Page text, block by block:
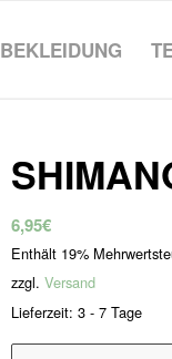
BEKLEIDUNG
6,95€
Enthält 19%
zzgl.Versand
Lieferzeit: 3 - 7 Tage